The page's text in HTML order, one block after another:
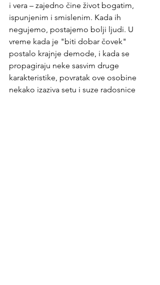
i vera – zajedno čine život bogatim,
ispunjenim i smislenim. Kada ih
negujemo, postajemo bolji ljudi. U
vreme kada je "biti dobar čovek"
postalo krajnje demode, i kada se
propagiraju neke sasvim druge
karakteristike, povratak ove osobine
nekako izaziva setu i suze radosnice